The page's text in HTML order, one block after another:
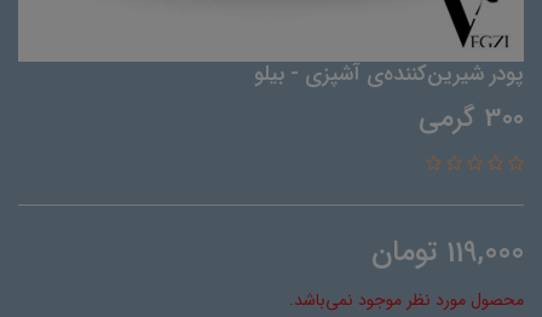
پودر شیرین‌کننده‌ی آشپزی - بیلو
300 گرمی
119,000 تومان
محصول مورد نظر موجود نمی‌باشد.